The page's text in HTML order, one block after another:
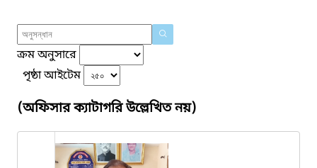
ক্রম অনুসারে
পৃষ্ঠা আইটেম
(অফিসার ক্যাটাগরি উল্লেখিত নয়)